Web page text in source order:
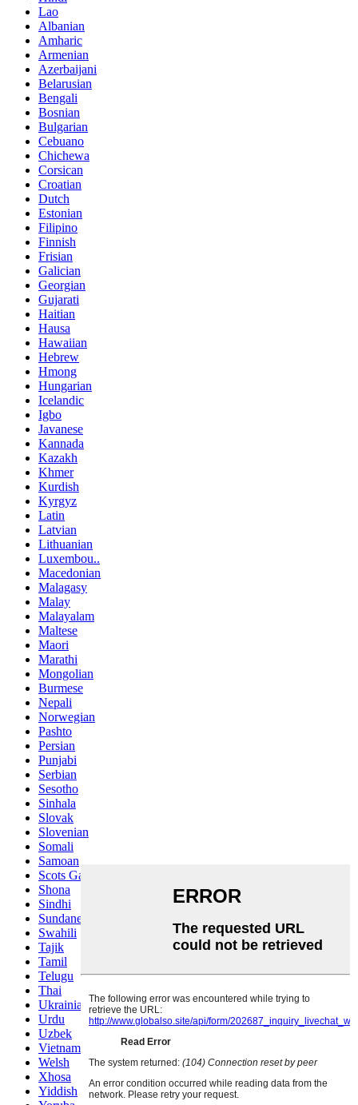
Lao
Albanian
Amharic
Armenian
Azerbaijani
Belarusian
Bengali
Bosnian
Bulgarian
Cebuano
Chichewa
Corsican
Croatian
Dutch
Estonian
Filipino
Finnish
Frisian
Galician
Georgian
Gujarati
Haitian
Hausa
Hawaiian
Hebrew
Hmong
Hungarian
Icelandic
Igbo
Javanese
Kannada
Kazakh
Khmer
Kurdish
Kyrgyz
Latin
Latvian
Lithuanian
Luxembou..
Macedonian
Malagasy
Malay
Malayalam
Maltese
Maori
Marathi
Mongolian
Burmese
Nepali
Norwegian
Pashto
Persian
Punjabi
Serbian
Sesotho
Sinhala
Slovak
Slovenian
Somali
Samoan
Scots Gaelic
Shona
Sindhi
Sundanese
Swahili
Tajik
Tamil
Telugu
Thai
Ukrainian
Urdu
Uzbek
Vietnamese
Welsh
Xhosa
Yiddish